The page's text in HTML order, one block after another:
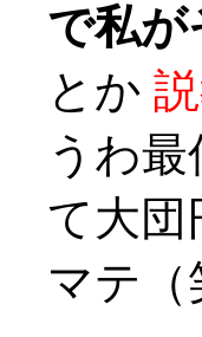
で私が
とか
うわ
て大団
マテ